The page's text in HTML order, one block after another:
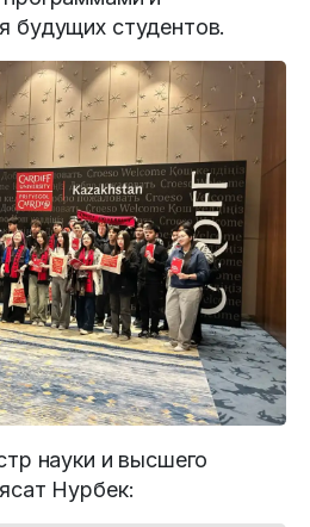
будущих студентов.
науки и высшего
Нурбек: